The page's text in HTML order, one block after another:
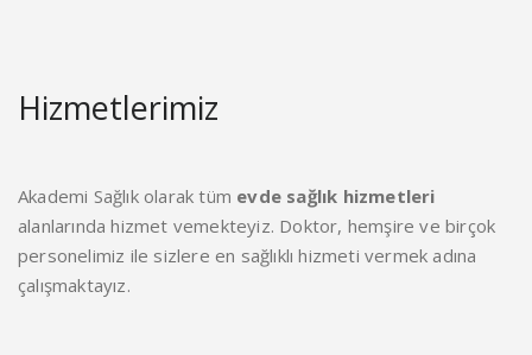
Hizmetlerimiz
Akademi Sağlık olarak tüm evde sağlık hizmetleri
alanlarında hizmet vemekteyiz. Doktor, hemşire ve birçok
personelimiz ile sizlere en sağlıklı hizmeti vermek adına
çalışmaktayız.